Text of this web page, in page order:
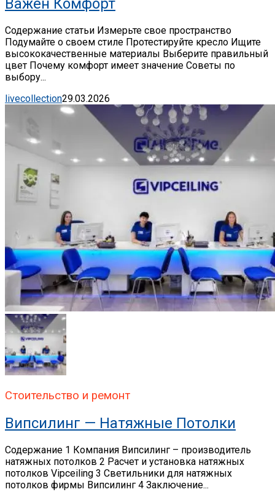
Важен Комфорт
Содержание статьи Измерьте свое пространство
Подумайте о своем стиле Протестируйте кресло Ищите
высококачественные материалы Выберите правильный
цвет Почему комфорт имеет значение Советы по
выбору...
livecollection29.03.2026
Стоительство и ремонт
Випсилинг — Натяжные Потолки
Содержание 1 Компания Випсилинг – производитель
натяжных потолков 2 Расчет и установка натяжных
потолков Vipceiling 3 Светильники для натяжных
потолков фирмы Випсилинг 4 Заключение...